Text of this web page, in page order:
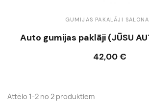
GUMIJAS PAKALĀJI
Auto gumijas paklāji (JŪSU
42,00 €
Ielikt grozā
Attēlo 1-2 no 2 produktiem